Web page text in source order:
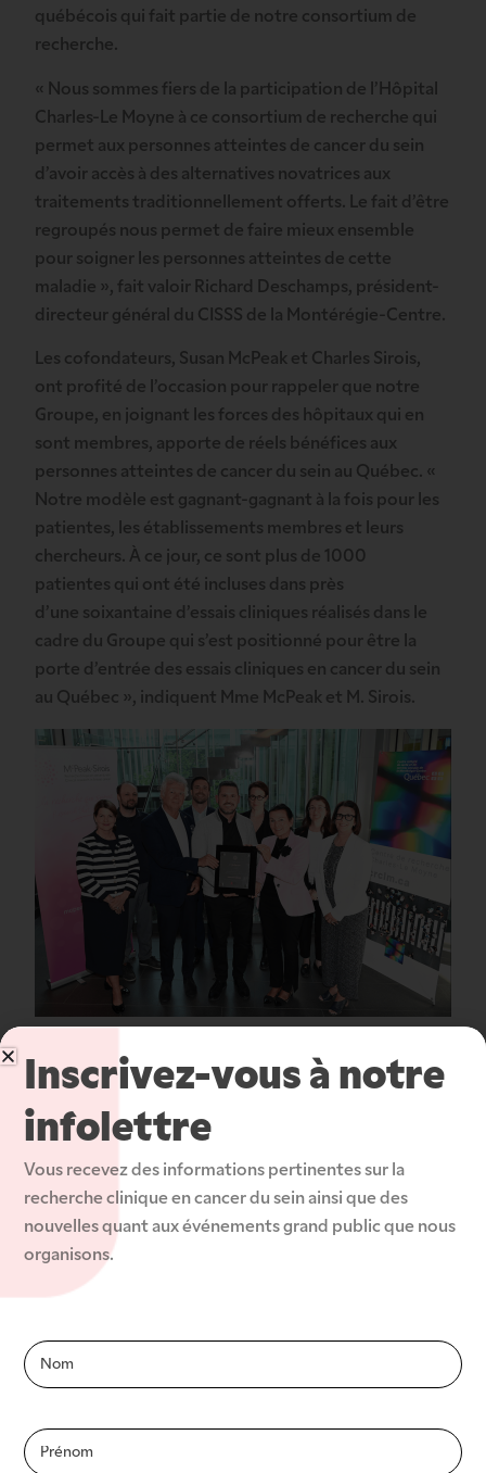
québécois qui fait partie de notre consortium de
recherche.
« Nous sommes fiers de la participation de l’Hôpital
Charles-Le Moyne à ce consortium de recherche qui
permet aux personnes atteintes de cancer du sein
d’avoir accès à des alternatives novatrices aux
traitements traditionnellement offerts. Le fait d’être
regroupés nous permet de faire mieux ensemble
pour soigner les personnes atteintes de cette
maladie », fait valoir Richard Deschamps, président-
directeur général du CISSS de la Montérégie-Centre.
Les cofondateurs, Susan McPeak et Charles Sirois,
ont profité de l’occasion pour rappeler que notre
Groupe, en joignant les forces des hôpitaux qui en
sont membres, apporte de réels bénéfices aux
personnes atteintes de cancer du sein au Québec. «
Notre modèle est gagnant-gagnant à la fois pour les
patientes, les établissements membres et leurs
chercheurs. À ce jour, ce sont plus de 1000
patientes qui ont été incluses dans près
d’une soixantaine d’essais cliniques réalisés dans le
cadre du Groupe qui s’est positionné pour être la
porte d’entrée des essais cliniques en cancer du sein
au Québec », indiquent Mme McPeak et M. Sirois.
Nathalie Boudreau, Directrice générale de la
Fondation Hôpital Charles-LeMoyne
Mathieu Lebeau, Coordonnateur de recherche
clinique au CISSSMC
Charles Sirois, Cofondateur Groupe McPeak-Sirois
Julien Terrier, Directeur adjoint de la cancérologie au
Dr Samuel Martel, oncologue médical au CISSSMC
Cloé Rodrigue, Directrice de la recherche au
Inscrivez-vous à notre
infolettre
Vous recevez des informations pertinentes sur la
recherche clinique en cancer du sein ainsi que des
nouvelles quant aux événements grand public que nous
organisons.
Fr